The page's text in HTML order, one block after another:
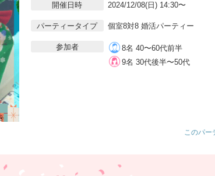
開催日時 2024/12/08(日) 14:30〜
パーティータイプ 個室8対8 婚活パーティー
参加者
8名 40〜60代前半
9名 30代後半〜50代
このパー